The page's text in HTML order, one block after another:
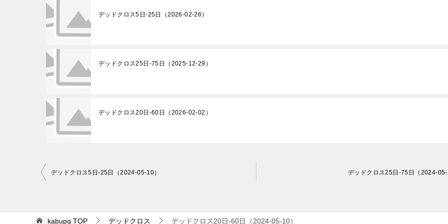
デッドクロス5日-25日（2026-02-26）
デッドクロス25日-75日（2025-12-29）
デッドクロス20日-60日（2026-02-02）
投
ビ
デッドクロス5日-25日（2024-05-10） デッドクロス25日-75日（2024-
kabupg TOP デッドクロス デッドクロス20日-60日（2024-05-10）